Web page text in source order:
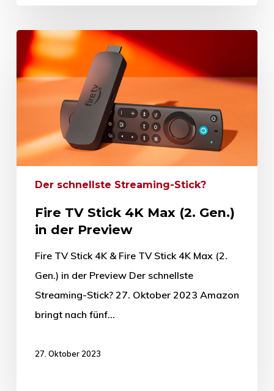
Der schnellste Streaming-Stick?
Fire TV Stick 4K Max (2. Gen.)
in der Preview
Fire TV Stick 4K & Fire TV Stick 4K Max (2.
Gen.) in der Preview Der schnellste
Streaming-Stick? 27. Oktober 2023 Amazon
bringt nach fünf…
27. Oktober 2023